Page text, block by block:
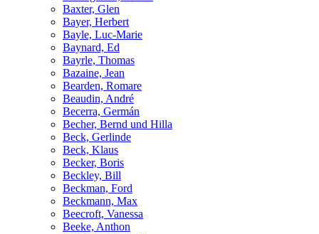
Baxter, Glen
Bayer, Herbert
Bayle, Luc-Marie
Baynard, Ed
Bayrle, Thomas
Bazaine, Jean
Bearden, Romare
Beaudin, André
Becerra, Germán
Becher, Bernd und Hilla
Beck, Gerlinde
Beck, Klaus
Becker, Boris
Beckley, Bill
Beckman, Ford
Beckmann, Max
Beecroft, Vanessa
Beeke, Anthon